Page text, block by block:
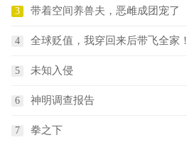
带着空间养兽夫，恶雌成团宠了
全球贬值，我穿回来后带飞全家！
未知入侵
神明调查报告
拳之下